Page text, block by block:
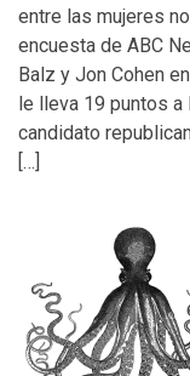
entre las mujeres
encuesta de ABC
Balz y Jon Cohen
le lleva 19 puntos a
candidato
[…]